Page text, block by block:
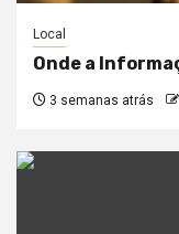
Local
Onde a
3 semanas atrás